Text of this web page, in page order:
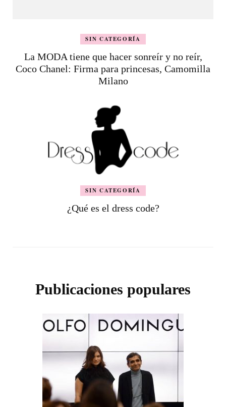
SIN CATEGORÍA
La MODA tiene que hacer sonreír y no reír,
Coco Chanel: Firma para princesas, Camomilla
Milano
SIN CATEGORÍA
¿Qué es el dress code?
Publicaciones populares